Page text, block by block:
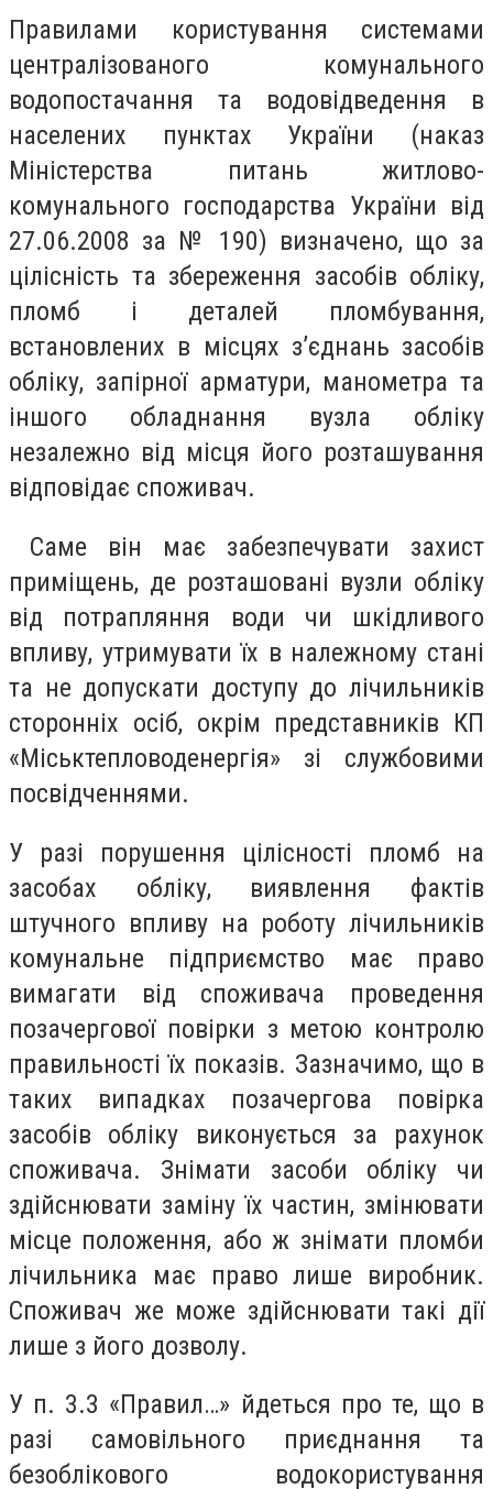
Правилами користування системами
централізованого комунального
водопостачання та водовідведення в
населених пунктах України (наказ
Міністерства питань житлово-
комунального господарства України від
27.06.2008 за № 190) визначено, що за
цілісність та збереження засобів обліку,
пломб і деталей пломбування,
встановлених в місцях з’єднань засобів
обліку, запірної арматури, манометра та
іншого обладнання вузла обліку
незалежно від місця його розташування
відповідає споживач.
Саме він має забезпечувати захист
приміщень, де розташовані вузли обліку
від потрапляння води чи шкідливого
впливу, утримувати їх в належному стані
та не допускати доступу до лічильників
сторонніх осіб, окрім представників КП
«Міськтепловоденергія» зі службовими
посвідченнями.
У разі порушення цілісності пломб на
засобах обліку, виявлення фактів
штучного впливу на роботу лічильників
комунальне підприємство має право
вимагати від споживача проведення
позачергової повірки з метою контролю
правильності їх показів. Зазначимо, що в
таких випадках позачергова повірка
засобів обліку виконується за рахунок
споживача. Знімати засоби обліку чи
здійснювати заміну їх частин, змінювати
місце положення, або ж знімати пломби
лічильника має право лише виробник.
Споживач же може здійснювати такі дії
лише з його дозволу.
У п. 3.3 «Правил…» йдеться про те, що в
разі самовільного приєднання та
безоблікового водокористування